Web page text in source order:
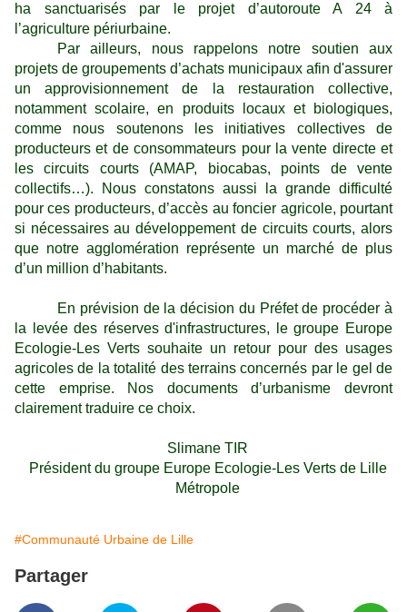
ha sanctuarisés par le projet d’autoroute A 24 à
l’agriculture périurbaine.
Par ailleurs, nous rappelons notre soutien aux
projets de groupements d’achats municipaux afin d'assurer
un approvisionnement de la restauration collective,
notamment scolaire, en produits locaux et biologiques,
comme nous soutenons les initiatives collectives de
producteurs et de consommateurs pour la vente directe et
les circuits courts (AMAP, biocabas, points de vente
collectifs…). Nous constatons aussi la grande difficulté
pour ces producteurs, d’accès au foncier agricole, pourtant
si nécessaires au développement de circuits courts, alors
que notre agglomération représente un marché de plus
d’un million d’habitants.
En prévision de la décision du Préfet de procéder à
la levée des réserves d'infrastructures, le groupe Europe
Ecologie-Les Verts souhaite un retour pour des usages
agricoles de la totalité des terrains concernés par le gel de
cette emprise. Nos documents d’urbanisme devront
clairement traduire ce choix.
Slimane TIR
Président du groupe Europe Ecologie-Les Verts de Lille
Métropole
#Communauté Urbaine de Lille
Partager